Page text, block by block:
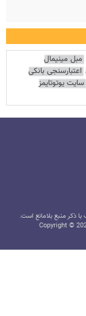
مبل مینیمال
اعتبارسنجی بانکی
سایت یوتوتایمز
ذکر منبع بلامانع است.
Copyright ©